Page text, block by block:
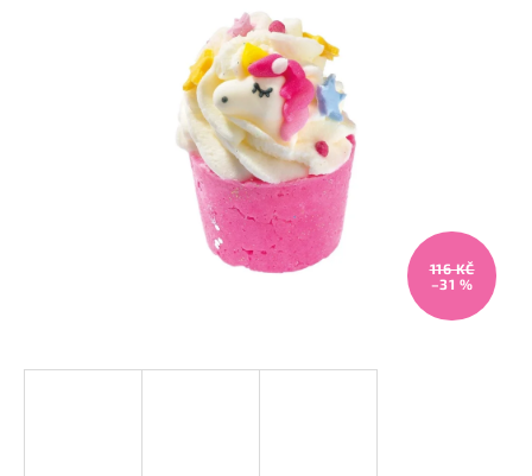
116 KČ
–31 %